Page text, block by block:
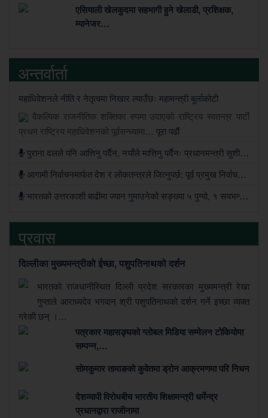
एसियाली खेलकुदमा सहभागी हुने खेलाडी, प्रशिक्षक,
म्यानेजर…
अन्तर्वार्ता
महाधिवेशनले नीति र नेतृत्वमा निखार ल्याउँछः महामन्त्री बुर्लाकोटी
वैकल्पिक राजनीतिक शक्तिका रुपमा उदाएको राष्ट्रिय स्वतन्त्र पार्टी
प्रथम राष्ट्रिय महाधिवेशनको पूर्वसन्ध्यामा… पूरा पढौं
पुराना दलले पनि आत्तिनु पर्दैन, नयाँले मात्तिनु पर्दैनः प्रधानमन्त्री सुशीला कार्की
आगामी निर्वाचनमार्फत देश र लोकतन्त्रले जित्नुपर्छ: पूर्व प्रमुख निर्वाचन आयुक्त
भारतको उत्तरकाशी बाढीमा ज्यान गुमाउनेको सङ्ख्या ५ पुग्यो, १ सयभन्दा बढी अझै बेपत्ता
प्रवास
दिल्लीका मुख्यमन्त्रीको ईच्छा, पशुपतिनाथको दर्शन
भारतको राजधानीस्थित दिल्ली प्रदेश सरकारका मुख्यमन्त्री रेखा
गुप्ताले आराध्यदेव भगवान् श्री पशुपतिनाथको दर्शन गर्ने इच्छा व्यक्त
गरेकी छन् ।…
पत्रकार महासङ्घको ग्लोबल मिडिया सम्मेलन टोकियोमा
सम्पन्न,…
सोमकुमार तामाङको कुवेतमा ड्रोन आक्रमणमा परि निधन
देशव्यापी विरोधबीच भारतीय शिक्षामन्त्री धर्मेन्द्र
प्रधानद्वारा राजीनामा